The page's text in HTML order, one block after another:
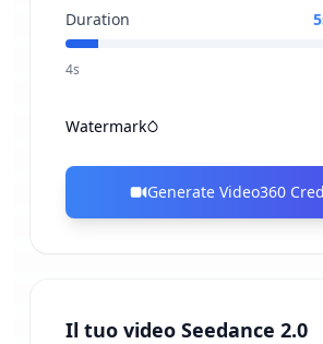
PNG, JPG, JPEG, WebP (max
Duration 5
4s
Watermark
Generate Video360
Il tuo video Seedance 2.0